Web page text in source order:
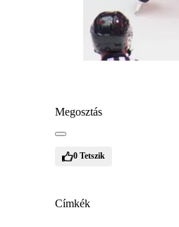
Megosztás
0 Tetszik
Címkék